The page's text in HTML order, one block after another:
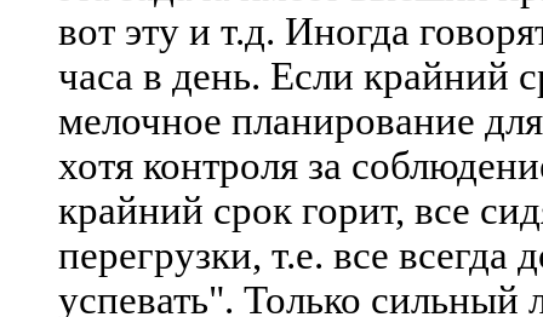
вот эту и т.д. Иногда
часа в день. Если крайний
мелочное планирование
хотя контроля за
крайний срок горит, все
перегрузки, т.е. все
успевать". Только сильный